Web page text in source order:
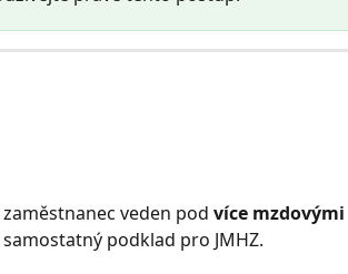
veden pod více mzdovými
podklad pro JMHZ.